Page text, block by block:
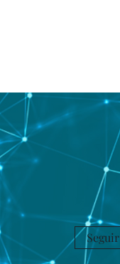
Seguir